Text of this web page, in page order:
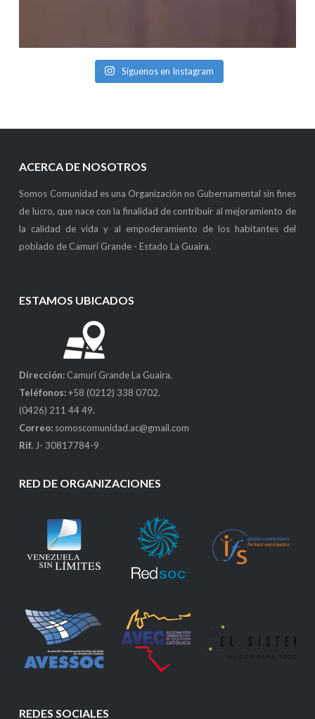
Síguenos en Instagram
ACERCA DE NOSOTROS
Somos Comunidad es una Organización no Gubernamental sin fines
de lucro, que nace con la finalidad de contribuir al mejoramiento de
la calidad de vida y al empoderamiento de los habitantes del
poblado de Camurí Grande - Estado La Guaira.
ESTAMOS UBICADOS
Dirección: Camurí Grande La Guaira.
Teléfonos:+58 (0212) 338 0702.
(0426) 211 44 49.
Correo: somoscomunidad.ac@gmail.com
Rif. J- 30817784-9
RED DE ORGANIZACIONES
REDES SOCIALES